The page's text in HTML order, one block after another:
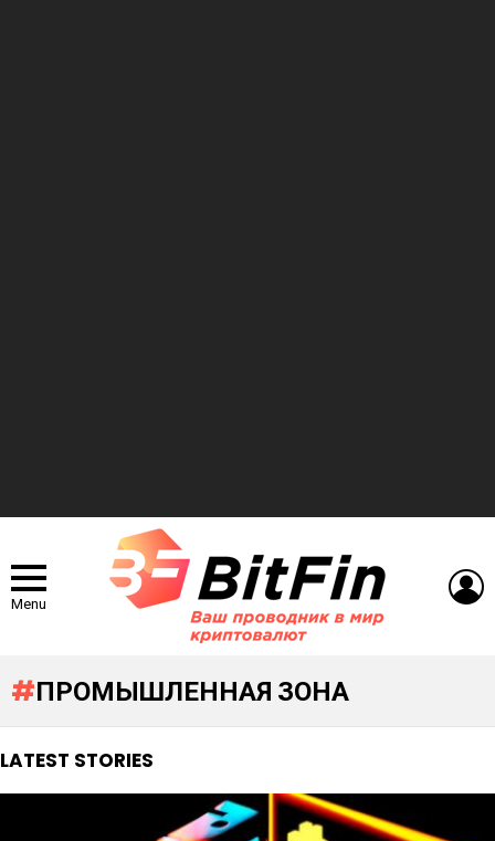
Menu
ПРОМЫШЛЕННАЯ ЗОНА
LATEST STORIES